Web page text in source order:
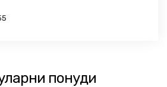
понуди